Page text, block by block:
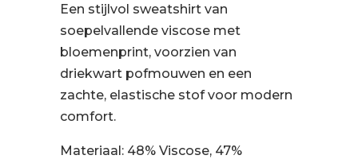
Een stijlvol sweatshirt van
soepelvallende viscose met
bloemenprint, voorzien van
driekwart pofmouwen en een
zachte, elastische stof voor modern
comfort.
Materiaal: 48% Viscose, 47%